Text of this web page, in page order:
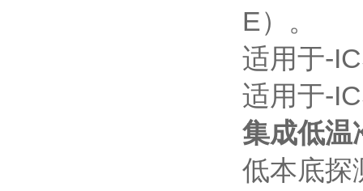
E）。
适用于-
适用于-
集成低温
低本底探